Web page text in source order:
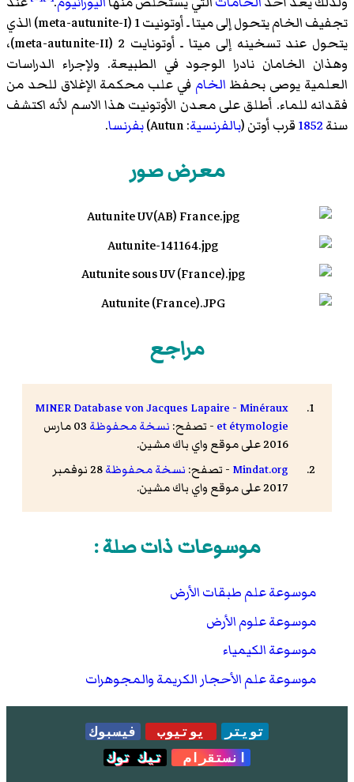
تجفيف الخام يتحول إلى ميتا ـ أوتونيت 1 (meta-autunite-I) الذي
يتحول عند تسخينه إلى ميتا ـ أوتونايت 2 (meta-autunite-II)،
وهذان الخامان نادرا الوجود في الطبيعة. ولإجراء الدراسات
العلمية يوصى بحفظ الخام في علب محكمة الإغلاق للحد من
فقدانه للماء. أطلق على معدن الأوتونيت هذا الاسم لأنه اكتشف
سنة1852قرب أوتن (بالفرنسية:
Autun
)‏بفرنسا.
معرض صور
مراجع
MINER Database von Jacques Lapaire - Minéraux
et étymologie - تصفح: نسخة محفوظة
03 مارس
2016 على موقع واي باك مشين.
Mindat.org - تصفح: نسخة محفوظة
28 نوفمبر
2017 على موقع واي باك مشين.
موسوعات ذات صلة :
موسوعة علم طبقات الأرض
موسوعة علوم الأرض
موسوعة الكيمياء
موسوعة علم الأحجار الكريمة والمجوهرات
تويتر يوتيوب
فيسبوك
انستقرام
تيك توك